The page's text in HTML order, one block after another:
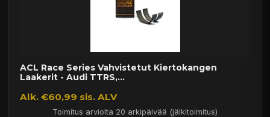
ACL Race Series Vahvistetut Kiertokangen
Laakerit - Audi TTRS,...
Alk. €60,99 sis. ALV
Toimitus arviolta 20 arkipäivää (jälkitoimitus)